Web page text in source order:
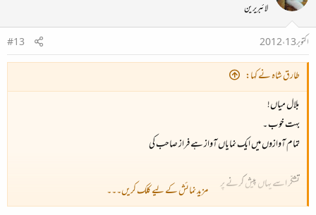
لائبریرین
اکتوبر 13، 2012
#13
طارق شاہ نے کہا:
بلال میاں!
بہت خوب ۔
تمام آوازوں میں ایک نمایاں آواز ہے فراز صاحب کی
تشکّر اسے یہاں پیش کرنے پر
بہت خوش رہیں
مزید نمائش کے لیے کلک کریں۔۔۔